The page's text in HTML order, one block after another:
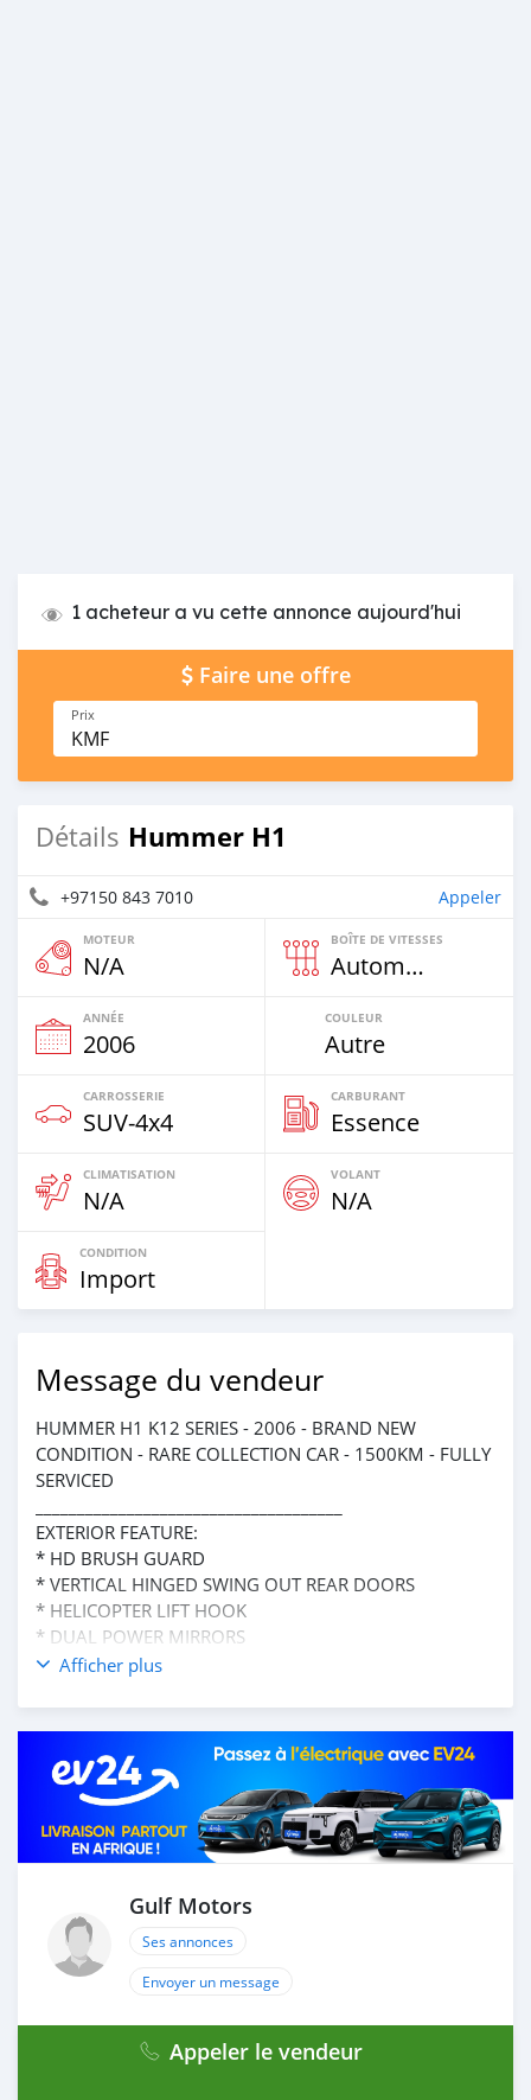
1 acheteur a vu cette annonce aujourd'hui
Faire une offre
Prix
KMF
Détails Hummer H1
+97150 843 7010 Appeler
MOTEUR
N/A
BOÎTE DE VITESSES
Automatique
ANNÉE
2006
COULEUR
Autre
CARROSSERIE
SUV‒4x4
CARBURANT
Essence
CLIMATISATION
N/A
VOLANT
N/A
CONDITION
Import
Message du vendeur
HUMMER H1 K12 SERIES - 2006 - BRAND NEW
CONDITION - RARE COLLECTION CAR - 1500KM - FULLY
SERVICED
EXTERIOR FEATURE:
* HD BRUSH GUARD
* VERTICAL HINGED SWING OUT REAR DOORS
* HELICOPTER LIFT HOOK
* DUAL POWER MIRRORS
* HALOGEN HEADLAMPS
* HD REAR BUMPER W/TOWING SHACKLES
* T6 HARDENED AIRCRAFT ALUMINUM BODU
* STEEL ROOF
MECHANICAL FEATURE:
* 6.5 L TURBO DIESEL V8 ENGINE
* 130" WB
*4 SPEED AUTOMATIC TRANSMISSION
* 4 WHEELED GEAR HUB
* FRONT STABLIZER BAR
AND MANY MORE
____________________________________
Afficher plus
Gulf Motors
Ses annonces
Envoyer un message
Appeler le vendeur